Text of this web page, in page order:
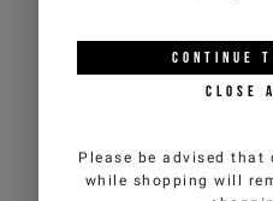
DAS
CONTINUE
CLOSE
Please be advised
while shopping will